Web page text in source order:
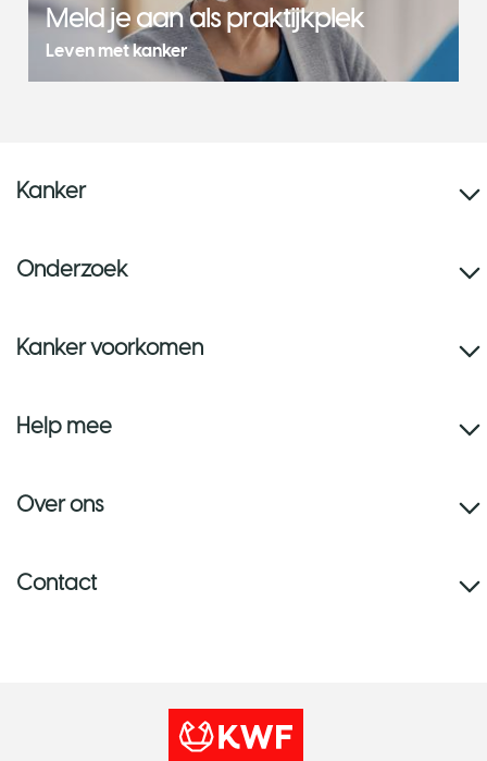
Meld je aan als praktijkplek
Leven met kanker
Kanker
Onderzoek
Kanker voorkomen
Help mee
Over ons
Contact